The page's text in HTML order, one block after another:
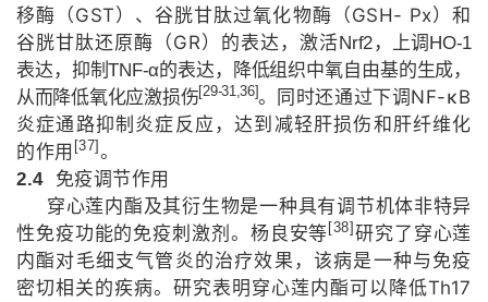
移酶（ GST ）、谷胱甘肽过氧化物酶（ GSH- Px ）和
谷胱甘肽还原酶（ GR ）的表达，激活Nrf2 ，上调 HO-1
表达，抑制TNF-α的表达，降低组织中氧自由基的生成，
从而降低氧化应激损伤[29-31,36]。 同时还通过下调 NF-κB
炎症通路抑制炎症反应，达到减轻肝损伤和肝纤维化
的作用 [37] 。
2.4
免疫调节作用
穿心莲内酯及其衍生物是一种具有调节机体非特异
性免疫功能的免疫刺激剂。杨良安等 [38] 研究了穿心莲
内酯对毛细支气管炎的治疗效果，该病是一种与免疫
密切相关的疾病。研究表明穿心莲内酯可以降低Th17